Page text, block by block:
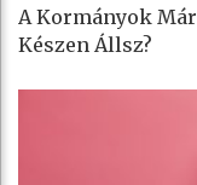
A Kormányok
Készen Állsz?